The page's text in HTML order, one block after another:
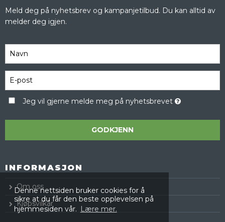
Denne nettsiden bruker cookies for å
sikre at du får den beste opplevelsen på
hjemmesiden vår. Lære mer.
Meld deg på nyhetsbrev og kampanjetilbud. Du kan alltid av
melder deg igjen.
Jeg vil gjerne melde meg på nyhetsbrevet
GODKJENN
INFORMASJON
Om oss
Kjøpsvilkår